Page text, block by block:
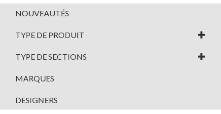
NOUVEAUTÉS
TYPE DE PRODUIT
TYPE DE SECTIONS
MARQUES
DESIGNERS